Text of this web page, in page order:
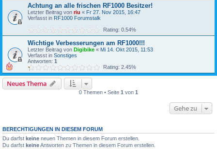
Achtung an alle frischen RF1000 Besitzer!
Letzter Beitrag von riu « Fr 27. Nov 2015, 16:47
Verfasst in RF1000 Forumstalk
Rating: 0.54%
Wichtige Verbesserungen am RF1000!!!
Letzter Beitrag von Digibike « Mi 14. Okt 2015, 11:53
Verfasst in Sonstiges
Antworten: 1
Rating: 2.45%
Neues Thema
0 Themen • Seite 1 von 1
Gehe zu
BERECHTIGUNGEN IN DIESEM FORUM
Du darfst keine neuen Themen in diesem Forum erstellen.
Du darfst keineAntworten zu Themen in diesem Forum erstellen.